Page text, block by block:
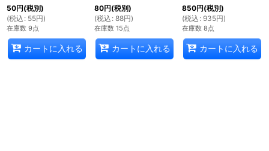
50円(税別)
(税込 : 55円)
在庫数 9点
カートに入れる
80円(税別)
(税込 : 88円)
在庫数 15点
カートに入れる
850円(税別)
(税込 : 935円)
在庫数 8点
カートに入れる